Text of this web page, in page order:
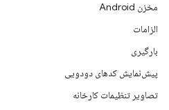
مخزن Android
الزامات
بارگیری
پیش‌نمایش کدهای دودویی
تصاویر تنظیمات کارخانه